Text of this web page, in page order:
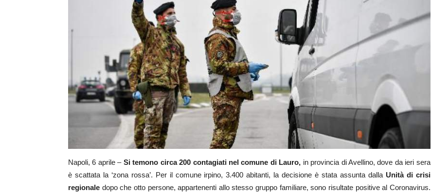
Napoli, 6 aprile – Si temono circa 200 contagiati nel comune di Lauro, in provincia di Avellino, dove da ieri sera
è scattata la ‘zona rossa’. Per il comune irpino, 3.400 abitanti, la decisione è stata assunta dalla Unità di crisi
regionale dopo che otto persone, appartenenti allo stesso gruppo familiare, sono risultate positive al Coronavirus.